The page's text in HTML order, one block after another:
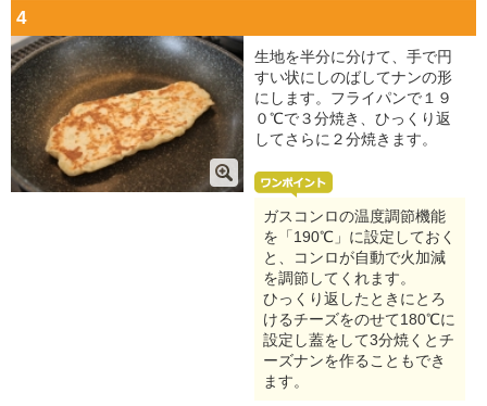
4
生地を半分に分けて、手で円
すい状にしのばしてナンの形
にします。フライパンで１９
０℃で３分焼き、ひっくり返
してさらに２分焼きます。
ガスコンロの温度調節機能
を「190℃」に設定しておく
と、コンロが自動で火加減
を調節してくれます。
ひっくり返したときにとろ
けるチーズをのせて180℃に
設定し蓋をして3分焼くとチ
ーズナンを作ることもでき
ます。